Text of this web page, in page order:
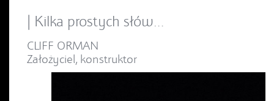
| Kilka prostych słów…
CLIFF ORMAN
Założyciel, konstruktor